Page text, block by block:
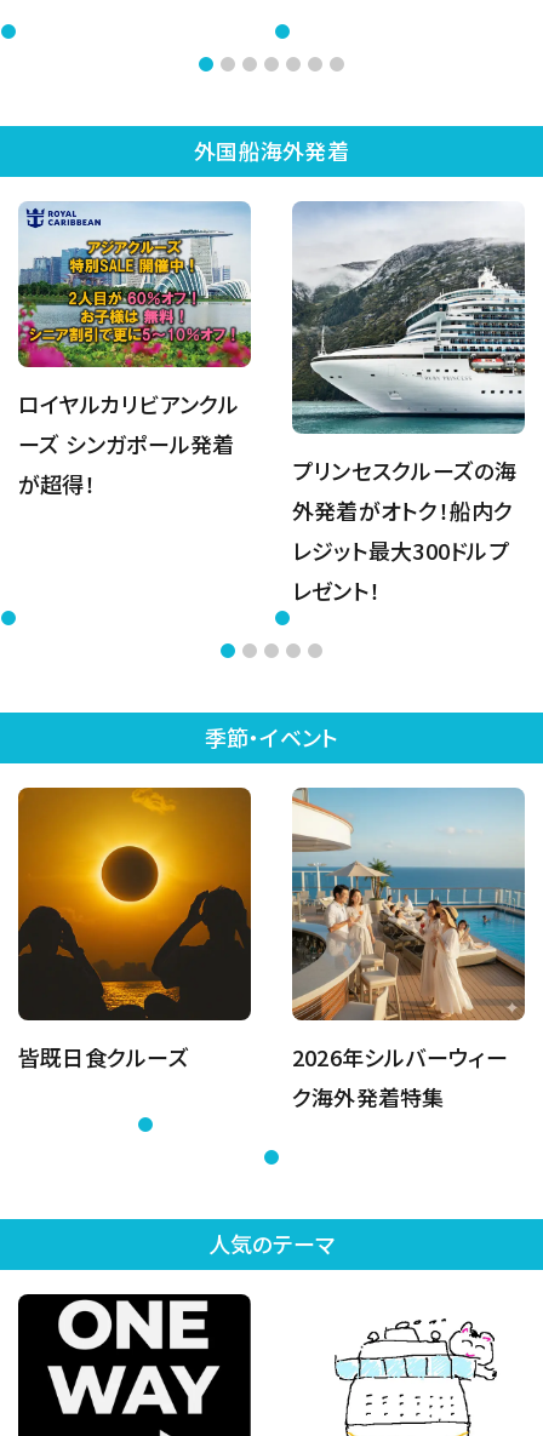
外国船海外発着
ロイヤルカリビアンクル
ーズ シンガポール発着
が超得！
プリンセスクルーズの海
外発着がオトク！船内ク
レジット最大300ドルプ
レゼント！
季節・イベント
皆既日食クルーズ
2026年シルバーウィー
ク海外発着特集
人気のテーマ